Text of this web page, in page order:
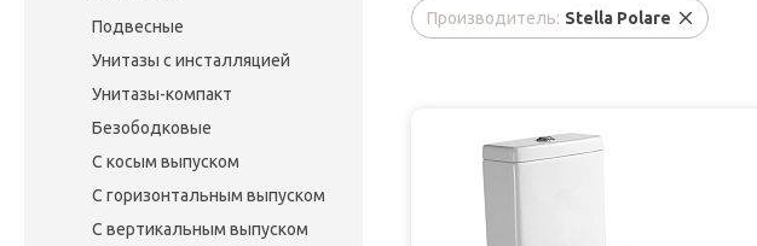
Подвесные
Унитазы с инсталляцией
Унитазы-компакт
Безободковые
С косым выпуском
С горизонтальным выпуском
С вертикальным выпуском
Производитель: Stella Polare